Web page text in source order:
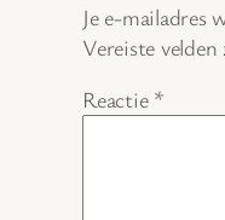
Je e-mailadres
Vereiste
Reactie *